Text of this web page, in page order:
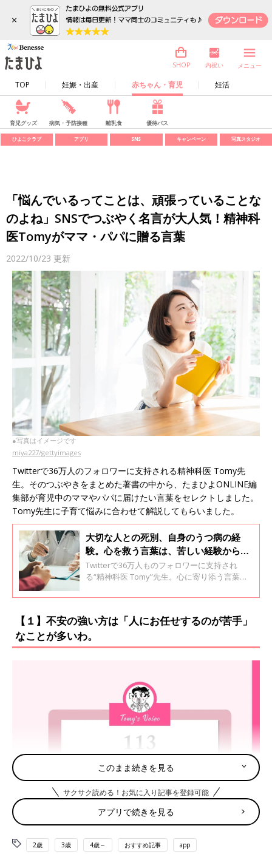
×
TOP 妊娠・出産 赤ちゃん・育児 妊活
SHOP 内祝い メニュー
育児グッズ 病気・予防接種 離乳食 優待パス
ひよこクラブ アプリ SNS キャンペーン 写真スタジオ
「悩んでいるってことは、頑張っていることな
のよね」SNSでつぶやく名言が大人気！精神科
医Tomyがママ・パパに贈る言葉
2022/10/23 更新
●写真はイメージです
miya227/gettyimages
Twitterで36万人のフォロワーに支持される精神科医 Tomy先
生。そのつぶやきをまとめた著書の中から、たまひよONLINE編
集部が育児中のママやパパに届けたい言葉をセレクトしました。
Tomy先生に子育て悩みに合わせて解説してもらいました。
大切な人との死別、自身のうつ病の経
験。心を救う言葉は、苦しい経験から生
まれた【精神科医Tomy】
Twitterで36万人ものフォロワーに支持され
る“精神科医 Tomy”先生。心に寄り添う言葉や
悩みを吹き飛ばしてくれます。育児中のママ・
した人がいるのではないでしょうか。読む人の
心を軽くする言葉の数々は、Tomy先生自身の
どんな経験から生まれたものなのか。詳しく話
【１】不安の強い方は「人にお任せするのが苦手」
なことが多いわ。
このまま続きを見る
サクサク読める！お気に入り記事を登録可能
アプリで続きを見る
2歳 3歳 4歳～ おすすめ記事 app